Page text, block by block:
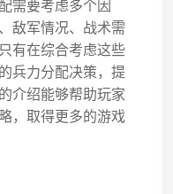
需要考虑多个因
敌军情况、战术需
有在综合考虑这些
兵力分配决策，提
介绍能够帮助玩家
，取得更多的游戏